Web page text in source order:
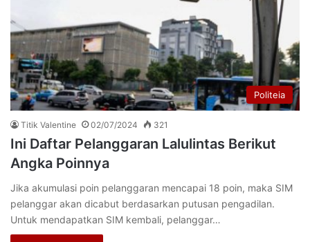
Politeia
Titik Valentine 02/07/2024 321
Ini Daftar Pelanggaran Lalulintas Berikut
Angka Poinnya
Jika akumulasi poin pelanggaran mencapai 18 poin, maka SIM
pelanggar akan dicabut berdasarkan putusan pengadilan.
Untuk mendapatkan SIM kembali, pelanggar…